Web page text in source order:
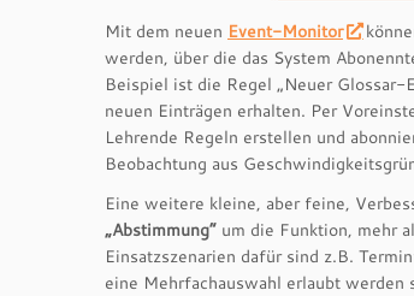
Mit dem neuen Event-Monitor
werden, über die das System
Beispiel ist die Regel „Neuer
neuen Einträgen erhalten. Per
Lehrende Regeln erstellen und
Beobachtung aus
Eine weitere kleine, aber feine,
„Abstimmung“ um die Funktion, mehr
Einsatzszenarien dafür sind z.B.
eine Mehrfachauswahl erlaubt werden